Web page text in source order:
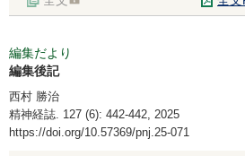
編集だより
編集後記
西村 勝治
精神経誌. 127 (6): 442-442, 2025
https://doi.org/10.57369/pnj.25-071